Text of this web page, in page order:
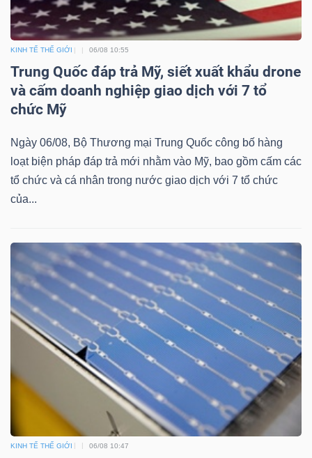
KINH TẾ THẾ GIỚI 06/08 10:55
Trung Quốc đáp trả Mỹ, siết xuất khẩu drone
và cấm doanh nghiệp giao dịch với 7 tổ
chức Mỹ
Ngày 06/08, Bộ Thương mại Trung Quốc công bố hàng
loạt biện pháp đáp trả mới nhằm vào Mỹ, bao gồm cấm các
tổ chức và cá nhân trong nước giao dịch với 7 tổ chức
của...
KINH TẾ THẾ GIỚI 06/08 10:47
Báo
cáo
phân
tích
(-)
Thuật
ngữ
(-)
vụ
Đào
Sách
tài